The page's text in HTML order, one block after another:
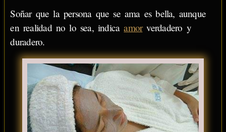
Soñar que la persona que se ama es bella, aunque
en realidad no lo sea, indicaamorverdadero y
duradero.